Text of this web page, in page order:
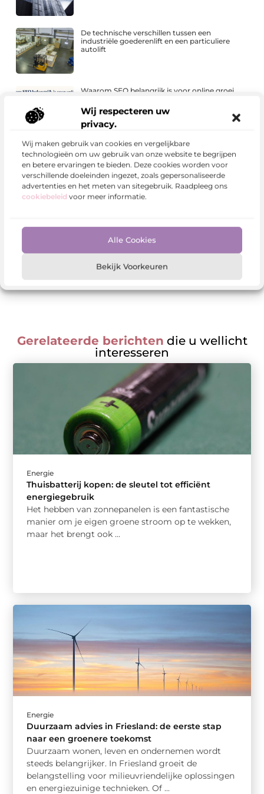
Wij respecteren uw
privacy.
Wij maken gebruik van cookies en vergelijkbare
technologieën om uw gebruik van onze website te begrijpen
en betere ervaringen te bieden. Deze cookies worden voor
verschillende doeleinden ingezet, zoals gepersonaliseerde
advertenties en het meten van sitegebruik. Raadpleeg ons
cookiebeleid voor meer informatie.
Alle Cookies
Bekijk Voorkeuren
De technische verschillen tussen een
industriële goederenlift en een particuliere
autolift
Waarom SEO belangrijk is voor online groei
Begin vandaag nog!
Wacht niet langer en registreer je nu. Ons platform is
knop en zet de eerste stap naar meer zichtbaarheid en
groei.
Registreer nu
Gerelateerde berichten die u wellicht
interesseren
Energie
Thuisbatterij kopen: de sleutel tot efficiënt
energiegebruik
Het hebben van zonnepanelen is een fantastische
manier om je eigen groene stroom op te wekken,
maar het brengt ook ...
Energie
Duurzaam advies in Friesland: de eerste stap
naar een groenere toekomst
Duurzaam wonen, leven en ondernemen wordt
steeds belangrijker. In Friesland groeit de
belangstelling voor milieuvriendelijke oplossingen
en energiezuinige technieken. Of ...